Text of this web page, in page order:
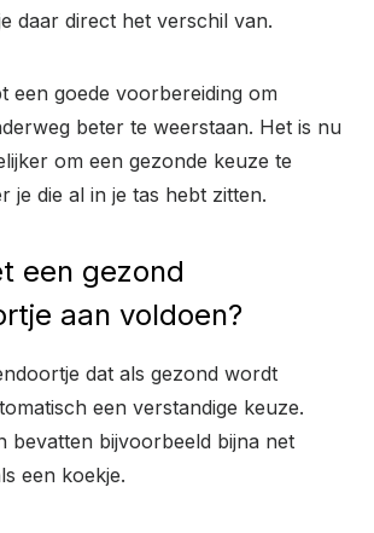
daar direct het verschil van.
een goede voorbereiding om
beter te weerstaan. Het is nu
om een gezonde keuze te
je die al in je tas hebt zitten.
een gezond
aan voldoen?
dat als gezond wordt
een verstandige keuze.
bevatten bijvoorbeeld bijna net
een koekje.